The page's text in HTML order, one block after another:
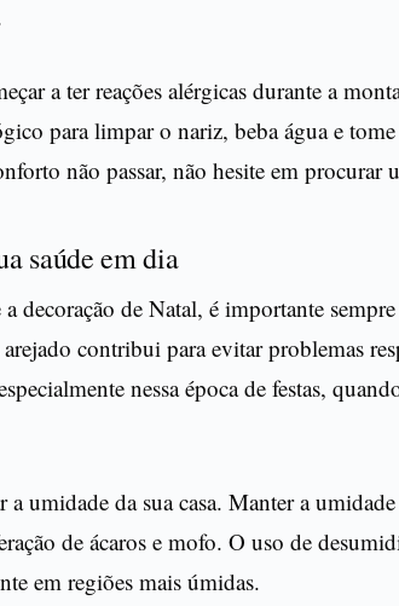
a ter reações alérgicas durante a
para limpar o nariz, beba água e
não passar, não hesite em procurar
saúde em dia
decoração de Natal, é importante
contribui para evitar problemas
nessa época de festas,
umidade da sua casa. Manter a
de ácaros e mofo. O uso de
em regiões mais úmidas.